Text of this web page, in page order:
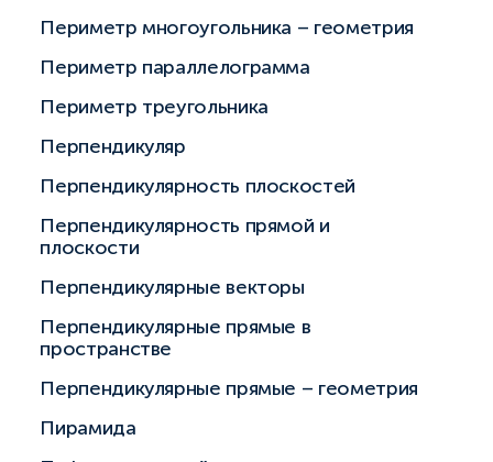
Периметр многоугольника – геометрия
Периметр параллелограмма
Периметр треугольника
Перпендикуляр
Перпендикулярность плоскостей
Перпендикулярность прямой и
плоскости
Перпендикулярные векторы
Перпендикулярные прямые в
пространстве
Перпендикулярные прямые – геометрия
Пирамида